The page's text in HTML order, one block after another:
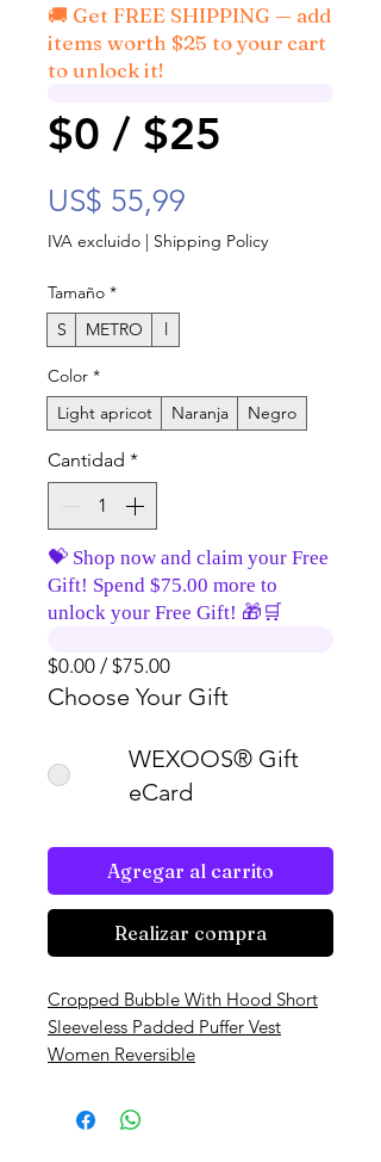
🚚 Get FREE SHIPPING — add
items worth $25 to your cart
to unlock it!
$0 / $25
US$ 55,99
IVA excluido | Shipping Policy
Tamaño *
S
METRO l
Color *
Light apricot
Naranja Negro
Cantidad *
💝 Shop now and claim your Free
Gift! Spend $75.00 more to
unlock your Free Gift! 🎁🛒
$0.00 / $75.00
Choose Your Gift
WEXOOS® Gift
eCard
Agregar al carrito
Realizar compra
Cropped Bubble With Hood Short
Sleeveless Padded Puffer Vest
Women Reversible